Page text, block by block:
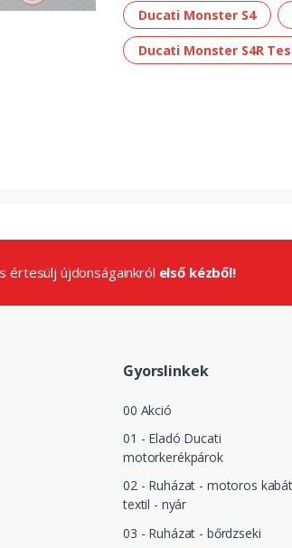
Ducati Monster S4
Ducati Monster S4R
értesülj újdonságainkról első kézből!
Gyorslinkek
00 Akció
01 - Eladó Ducati
motorkerékpárok
02 - Ruházat - motoros
textil - nyár
03 - Ruházat - bőrdzseki